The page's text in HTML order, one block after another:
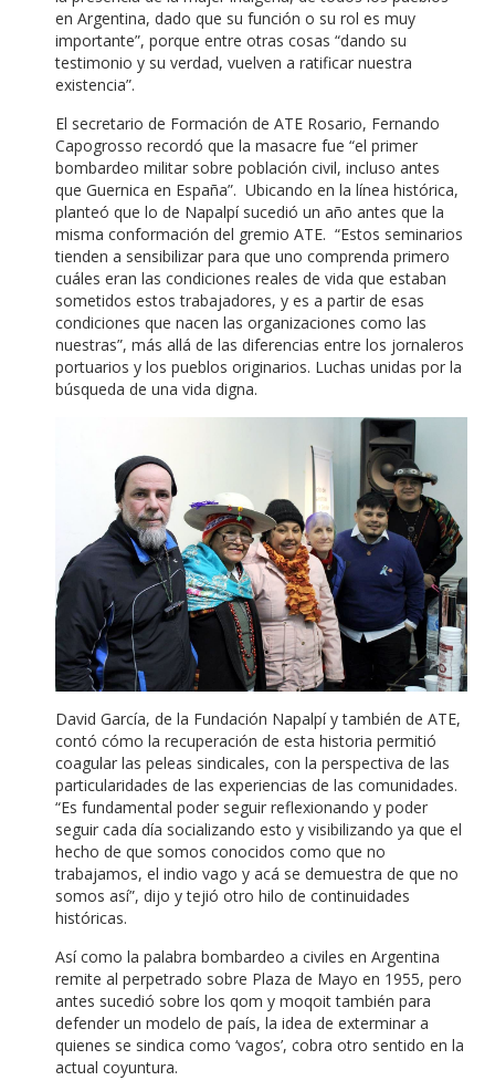
en Argentina, dado que su función o su rol es muy
importante”, porque entre otras cosas “dando su
testimonio y su verdad, vuelven a ratificar nuestra
existencia”.
El secretario de Formación de ATE Rosario, Fernando
Capogrosso recordó que la masacre fue “el primer
bombardeo militar sobre población civil, incluso antes
que Guernica en España”. Ubicando en la línea histórica,
planteó que lo de Napalpí sucedió un año antes que la
misma conformación del gremio ATE. “Estos seminarios
tienden a sensibilizar para que uno comprenda primero
cuáles eran las condiciones reales de vida que estaban
sometidos estos trabajadores, y es a partir de esas
condiciones que nacen las organizaciones como las
nuestras”, más allá de las diferencias entre los jornaleros
portuarios y los pueblos originarios. Luchas unidas por la
búsqueda de una vida digna.
David García, de la Fundación Napalpí y también de ATE,
contó cómo la recuperación de esta historia permitió
coagular las peleas sindicales, con la perspectiva de las
particularidades de las experiencias de las comunidades.
“Es fundamental poder seguir reflexionando y poder
seguir cada día socializando esto y visibilizando ya que el
hecho de que somos conocidos como que no
trabajamos, el indio vago y acá se demuestra de que no
somos así”, dijo y tejió otro hilo de continuidades
históricas.
Así como la palabra bombardeo a civiles en Argentina
remite al perpetrado sobre Plaza de Mayo en 1955, pero
antes sucedió sobre los qom y moqoit también para
defender un modelo de país, la idea de exterminar a
quienes se sindica como ‘vagos’, cobra otro sentido en la
actual coyuntura.